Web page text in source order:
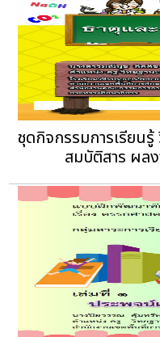
ชุดกิจกรรมการเรียนรู้
สมบัติสาร ผล